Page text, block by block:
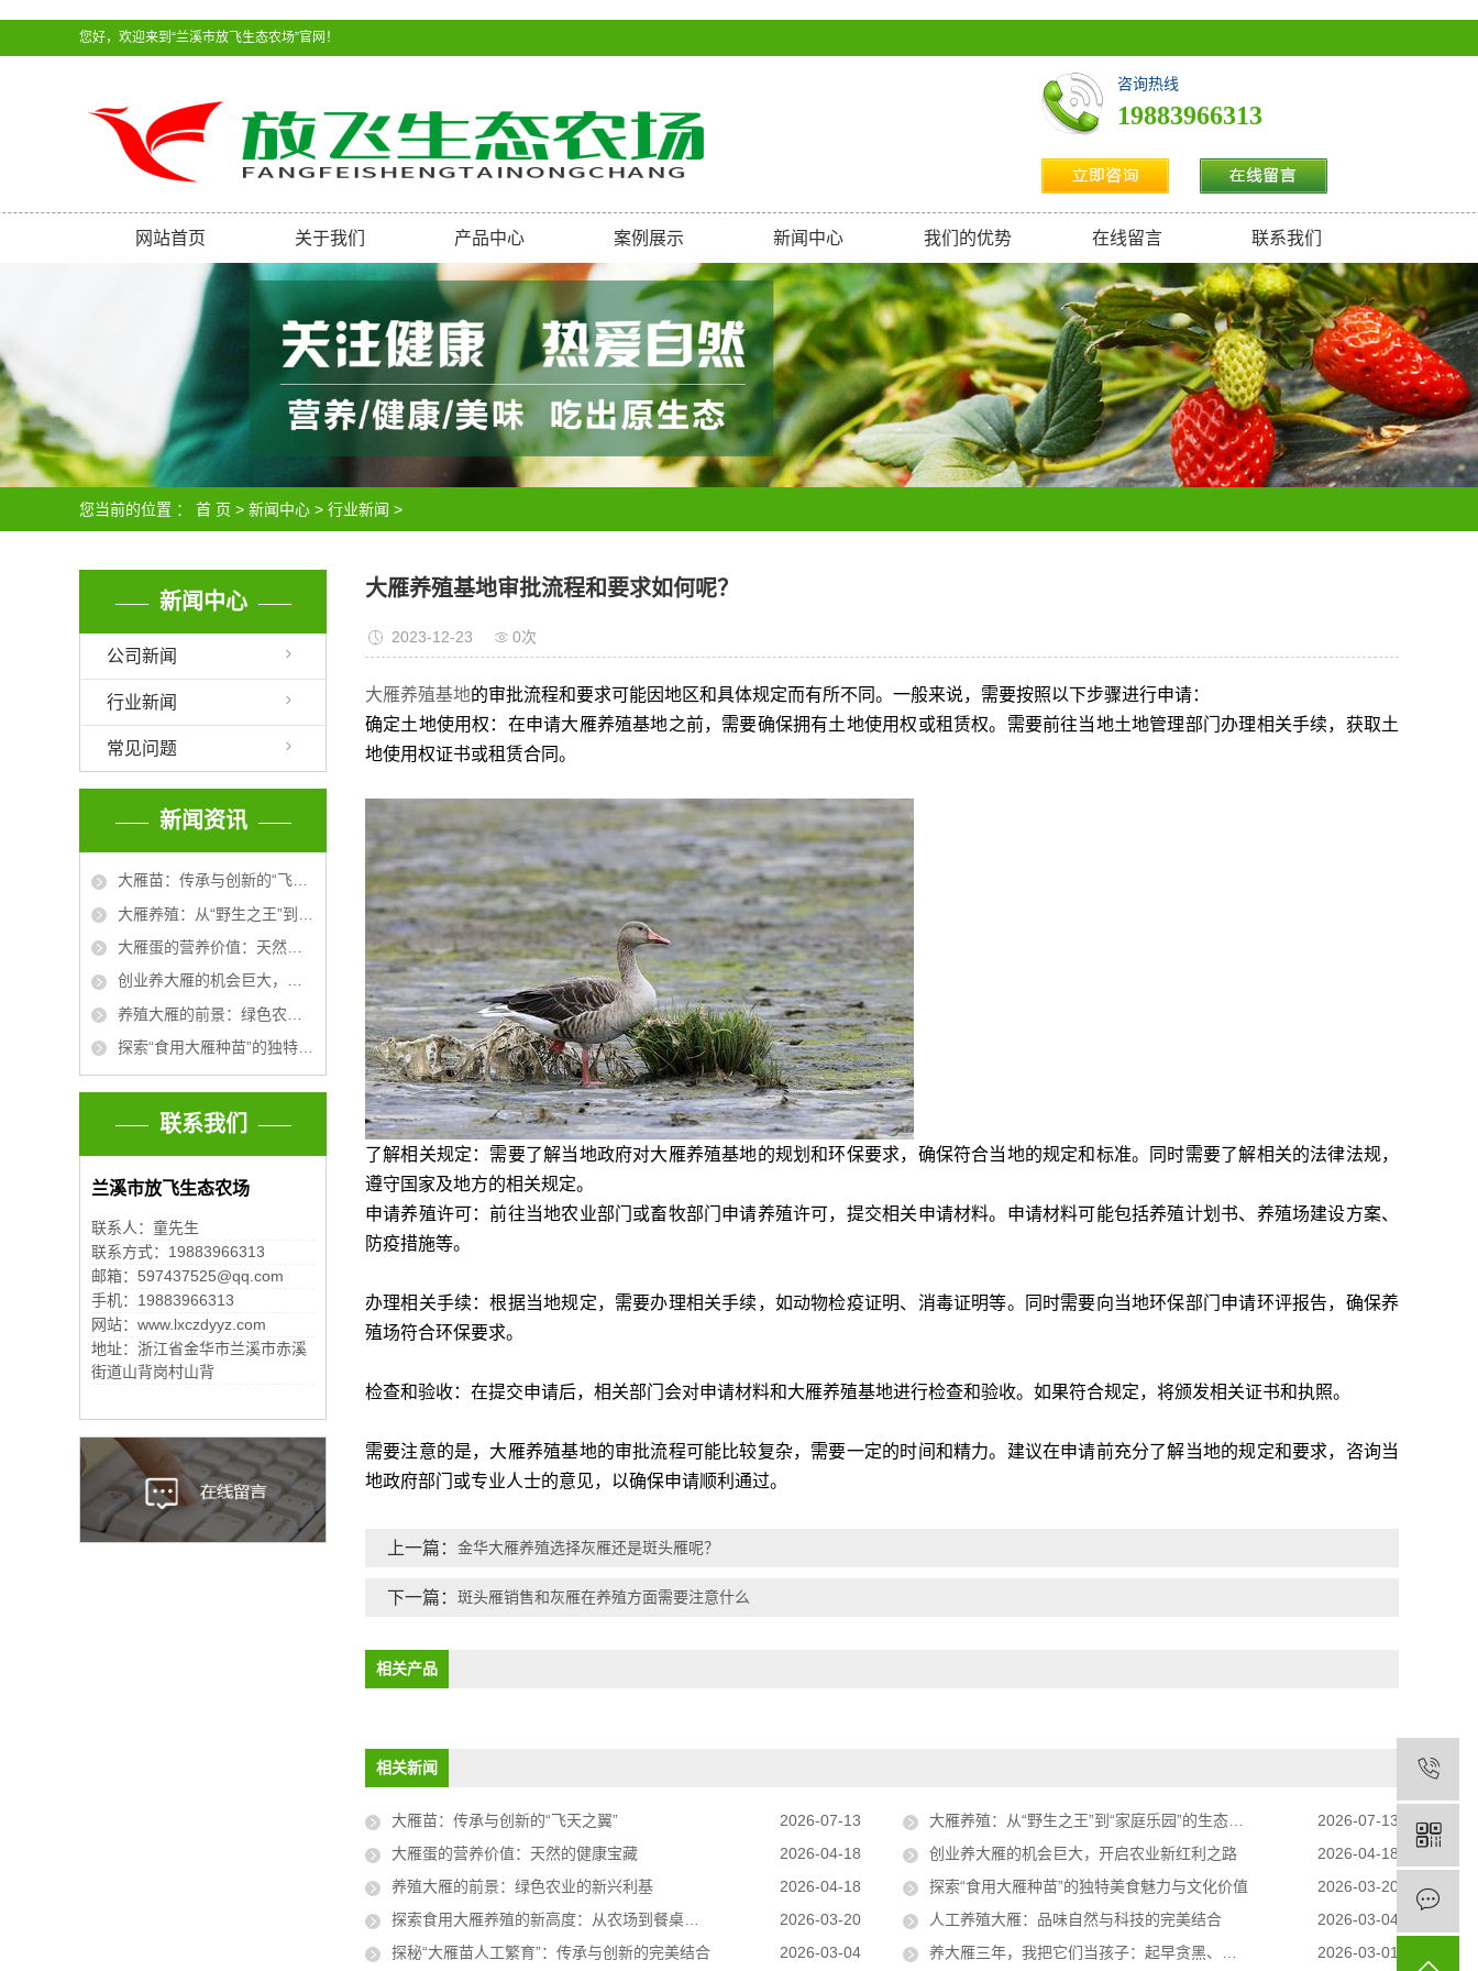
您好，欢迎来到“兰溪市放飞生态农场”官网！
咨询热线
19883966313
网站首页 关于我们 产品中心
人工繁殖大雁
人工繁育灰雁
人工繁育飞鹅
人工繁殖斑头雁
案例展示 新闻中心
公司新闻
行业新闻
常见问题
我们的优势 在线留言 联系我们
您当前的位置 ： 首 页 > 新闻中心 > 行业新闻 >
新闻中心
公司新闻
行业新闻
常见问题
新闻资讯
大雁苗：传承与创新的“飞天之翼”
大雁养殖：从“野生之王”到“家庭乐园”的生态奇迹
大雁蛋的营养价值：天然的健康宝藏
创业养大雁的机会巨大，开启农业新红利之路
养殖大雁的前景：绿色农业的新兴利基
探索“食用大雁种苗”的独特美食魅力与文化价值
联系我们
兰溪市放飞生态农场
联系人：童先生
联系方式：19883966313
邮箱：597437525@qq.com
手机：19883966313
网站：www.lxczdyyz.com
地址：浙江省金华市兰溪市赤溪
街道山背岗村山背
大雁养殖基地审批流程和要求如何呢？
2023-12-23 0次
大雁养殖基地的审批流程和要求可能因地区和具体规定而有所不同。一般来说，需要按照以下步骤进行申请：
确定土地使用权：在申请大雁养殖基地之前，需要确保拥有土地使用权或租赁权。需要前往当地土地管理部门办理相关手续，获取土
地使用权证书或租赁合同。
了解相关规定：需要了解当地政府对大雁养殖基地的规划和环保要求，确保符合当地的规定和标准。同时需要了解相关的法律法规，
遵守国家及地方的相关规定。
申请养殖许可：前往当地农业部门或畜牧部门申请养殖许可，提交相关申请材料。申请材料可能包括养殖计划书、养殖场建设方案、
防疫措施等。
办理相关手续：根据当地规定，需要办理相关手续，如动物检疫证明、消毒证明等。同时需要向当地环保部门申请环评报告，确保养
殖场符合环保要求。
检查和验收：在提交申请后，相关部门会对申请材料和大雁养殖基地进行检查和验收。如果符合规定，将颁发相关证书和执照。
需要注意的是，大雁养殖基地的审批流程可能比较复杂，需要一定的时间和精力。建议在申请前充分了解当地的规定和要求，咨询当
地政府部门或专业人士的意见，以确保申请顺利通过。
上一篇： 金华大雁养殖选择灰雁还是斑头雁呢？
下一篇： 斑头雁销售和灰雁在养殖方面需要注意什么
相关产品
相关新闻
大雁苗：传承与创新的“飞天之翼” 2026-07-13 大雁养殖：从“野生之王”到“家庭乐园”的生态奇迹
2026-07-13
大雁蛋的营养价值：天然的健康宝藏
2026-04-18 创业养大雁的机会巨大，开启农业新红利之路
2026-04-18
养殖大雁的前景：绿色农业的新兴利基
2026-04-18 探索“食用大雁种苗”的独特美食魅力与文化价值
2026-03-20
探索食用大雁养殖的新高度：从农场到餐桌的完美之旅
2026-03-20 人工养殖大雁：品味自然与科技的完美结合
2026-03-04
探秘“大雁苗人工繁育”：传承与创新的完美结合
2026-03-04 养大雁三年，我把它们当孩子：起早贪黑、把屎把尿，却治好了我的精神内耗 2026-03-01